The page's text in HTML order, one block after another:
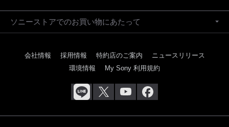
ソニーストアでのお買い物にあたって
会社情報 採用情報 特約店のご案内
ニュースリリース
環境情報
My Sony 利用規約